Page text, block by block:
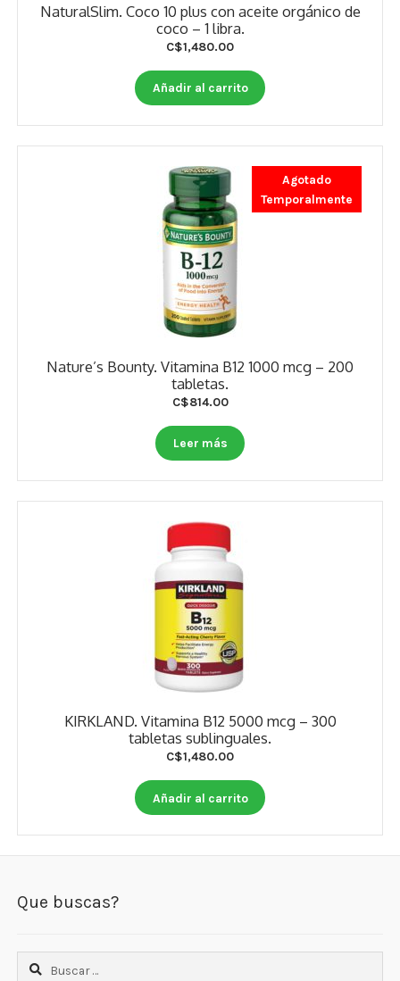
NaturalSlim. Coco 10 plus con aceite orgánico de
coco – 1 libra.
C$1,480.00
Añadir al carrito
Nature’s Bounty. Vitamina B12 1000 mcg – 200
tabletas.
Agotado
Temporalmente
C$814.00
Leer más
KIRKLAND. Vitamina B12 5000 mcg – 300
tabletas sublinguales.
C$1,480.00
Añadir al carrito
Que buscas?
Buscar: